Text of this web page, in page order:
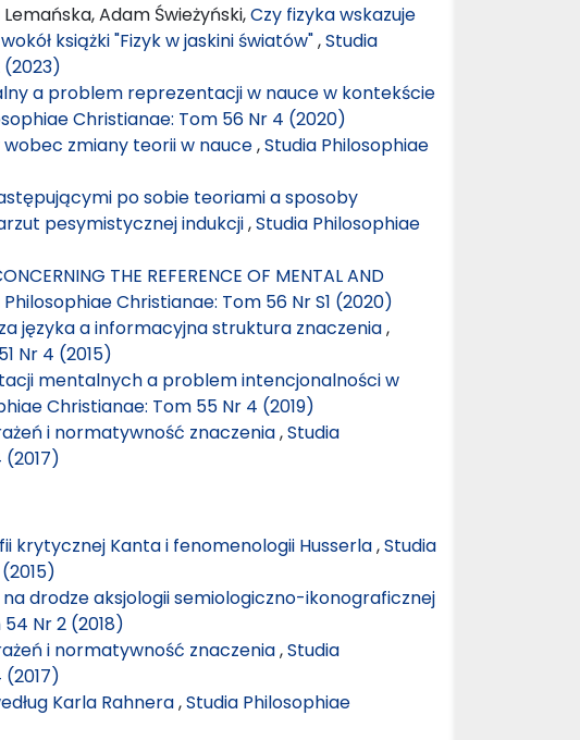
Adam Świeżyński,Czy fizyka wskazuje
książki "Fizyk w jaskini światów",Studia
(2023)
a problem reprezentacji w nauce w kontekście
Christianae: Tom 56 Nr 4 (2020)
wobec zmiany teorii w nauce,Studia Philosophiae
po sobie teoriami a sposoby
pesymistycznej indukcji,Studia Philosophiae
THE REFERENCE OF MENTAL AND
Christianae: Tom 56 Nr S1 (2020)
języka a informacyjna struktura znaczenia,
Nr 4 (2015)
mentalnych a problem intencjonalności w
Christianae: Tom 55 Nr 4 (2019)
i normatywność znaczenia,Studia
krytycznej Kanta i fenomenologii Husserla,Studia
drodze aksjologii semiologiczno-ikonograficznej
Nr 2 (2018)
i normatywność znaczenia,Studia
Karla Rahnera,Studia Philosophiae